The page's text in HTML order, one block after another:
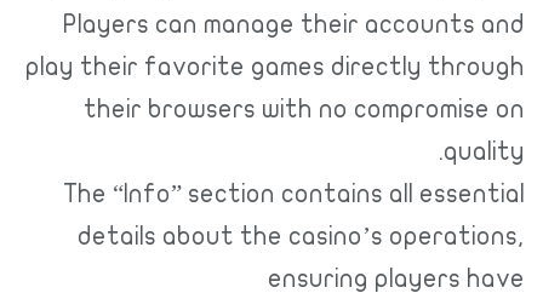
Players can manage their accounts and
play their favorite games directly through
their browsers with no compromise on
quality.
The “Info” section contains all essential
details about the casino’s operations,
ensuring players have